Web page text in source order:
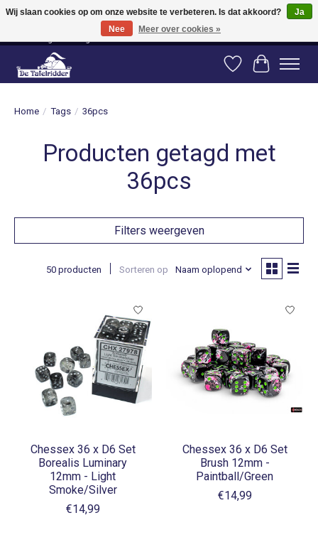
Vanaf 80 euro gratis verzending binnen Nederland! Vanaf 100 euro gratis
verzending naar België en Duitsland!
Verlanglijst
Home / Tags / 36pcs
Producten getagd met
36pcs
Filters weergeven
50 producten Sorteren op Naam oplopend
Chessex 36 x D6 Set
Borealis Luminary
12mm - Light
Smoke/Silver
€14,99
Chessex 36 x D6 Set
Brush 12mm -
Paintball/Green
€14,99
Wij slaan cookies op om onze website te verbeteren. Is dat akkoord?
Ja
Nee
Meer over cookies »